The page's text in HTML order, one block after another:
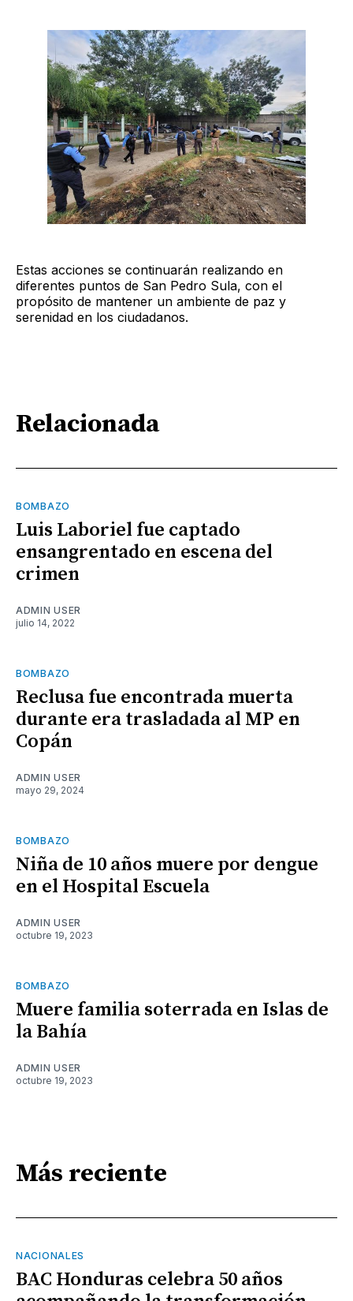
Estas acciones se continuarán realizando en
diferentes puntos de San Pedro Sula, con el
propósito de mantener un ambiente de paz y
serenidad en los ciudadanos.
Relacionada
BOMBAZO
Luis Laboriel fue captado
ensangrentado en escena del
crimen
ADMIN USER
julio 14, 2022
BOMBAZO
Reclusa fue encontrada muerta
durante era trasladada al MP en
Copán
ADMIN USER
mayo 29, 2024
BOMBAZO
Niña de 10 años muere por dengue
en el Hospital Escuela
ADMIN USER
octubre 19, 2023
BOMBAZO
Muere familia soterrada en Islas de
la Bahía
ADMIN USER
octubre 19, 2023
Más reciente
NACIONALES
BAC Honduras celebra 50 años